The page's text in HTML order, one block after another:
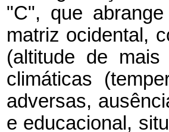
"C", que
matriz ocidental,
(altitude de
climáticas
adversas,
e educacional,